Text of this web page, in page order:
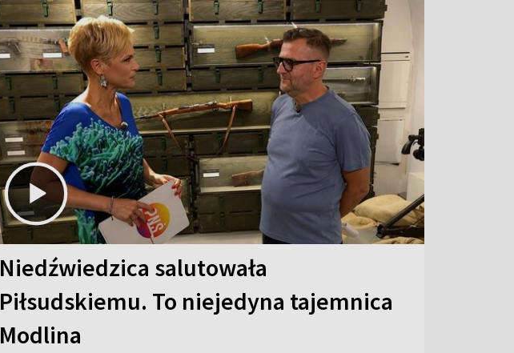
Niedźwiedzica salutowała
Piłsudskiemu. To niejedyna tajemnica
Modlina